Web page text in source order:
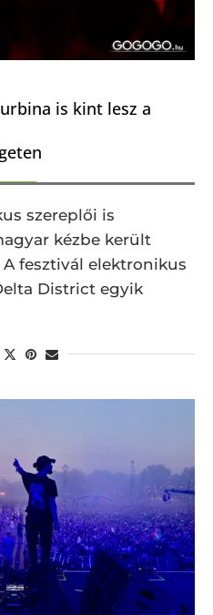
is kint lesz a
szereplői is
kézbe került
fesztivál elektronikus
District egyik